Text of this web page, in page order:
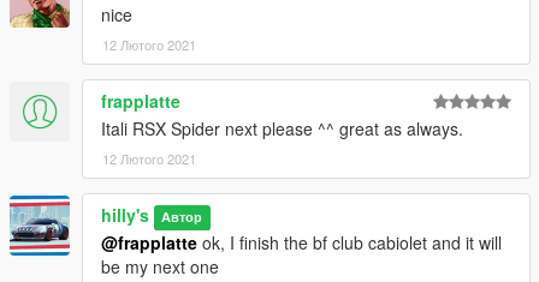
nice
12 Лютого 2021
frapplatte
Itali RSX Spider next please ^^ great as always.
12 Лютого 2021
hilly's Автор
@frapplatte ok, I finish the bf club cabiolet and it will
be my next one